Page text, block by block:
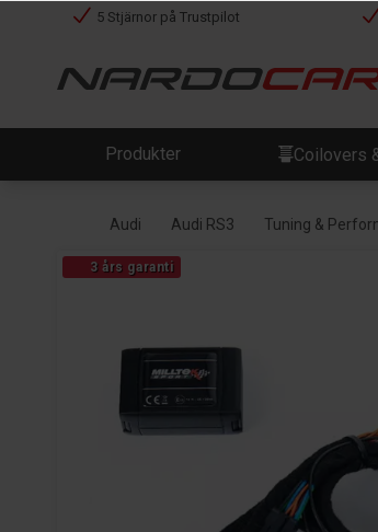
5 Stjärnor på Trustpilot
Produkter Coilovers
Audi Audi RS3 Tuning &
3 års garanti